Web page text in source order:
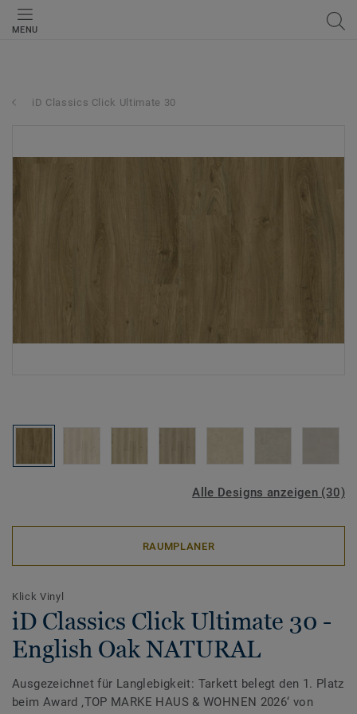
MENU
iD Classics Click Ultimate 30
Alle Designs anzeigen (30)
RAUMPLANER
Klick Vinyl
iD Classics Click Ultimate 30 -
English Oak NATURAL
Ausgezeichnet für Langlebigkeit: Tarkett belegt den 1. Platz
beim Award ‚TOP MARKE HAUS & WOHNEN 2026‘ von